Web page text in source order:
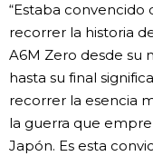
“Estaba convencido
recorrer la historia
A6M Zero desde su
hasta su final
recorrer la esencia
la guerra que
Japón. Es esta